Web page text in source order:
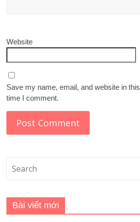
Website
Save my name, email, and website in
time I comment.
Bài viết mới